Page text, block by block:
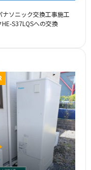
ソニック交換工事施工
S37LQSへの交換